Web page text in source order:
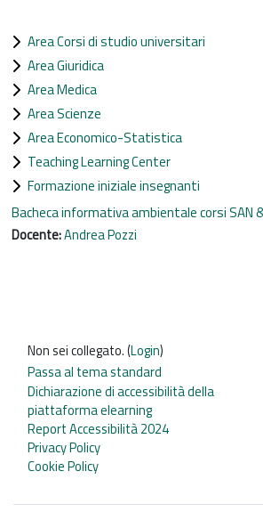
Area Corsi di studio universitari
Area Giuridica
Area Medica
Area Scienze
Area Economico-Statistica
Teaching Learning Center
Formazione iniziale insegnanti
Bacheca informativa ambientale corsi SAN
Docente:Andrea Pozzi
Non sei collegato. (Login)
Passa al tema standard
Dichiarazione di accessibilità della
piattaforma elearning
Report Accessibilità 2024
Privacy Policy
Cookie Policy